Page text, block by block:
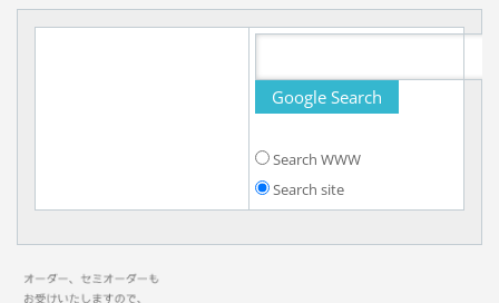
Search WWW
Search site